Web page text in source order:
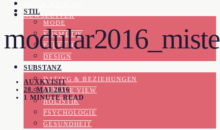
NEWSLETTER
STIL
MODE
KOSMETIK
PARFUM
DESIGN
SUBSTANZ
DATING & BEZIEHUNGEN
FEMALE VIEW
HOLISTIK
PSYCHOLOGIE
GESUNDHEIT
AUXKVISIT
28. MAI 2016
1 MINUTE READ